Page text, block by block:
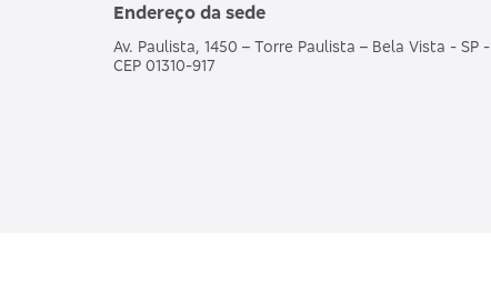
Endereço da sede
Av. Paulista, 1450 – Torre Paulista – Bela Vista - SP -
CEP 01310-917